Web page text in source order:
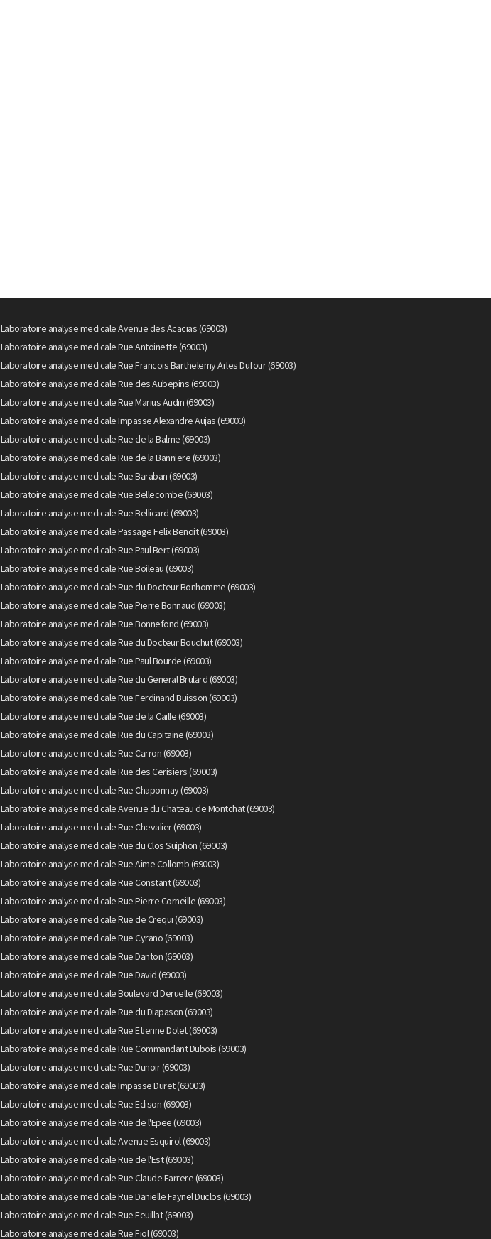
Laboratoire analyse medicale Avenue des Acacias (69003)
Laboratoire analyse medicale Rue Antoinette (69003)
Laboratoire analyse medicale Rue Francois Barthelemy Arles Dufour (69003)
Laboratoire analyse medicale Rue des Aubepins (69003)
Laboratoire analyse medicale Rue Marius Audin (69003)
Laboratoire analyse medicale Impasse Alexandre Aujas (69003)
Laboratoire analyse medicale Rue de la Balme (69003)
Laboratoire analyse medicale Rue de la Banniere (69003)
Laboratoire analyse medicale Rue Baraban (69003)
Laboratoire analyse medicale Rue Bellecombe (69003)
Laboratoire analyse medicale Rue Bellicard (69003)
Laboratoire analyse medicale Passage Felix Benoit (69003)
Laboratoire analyse medicale Rue Paul Bert (69003)
Laboratoire analyse medicale Rue Boileau (69003)
Laboratoire analyse medicale Rue du Docteur Bonhomme (69003)
Laboratoire analyse medicale Rue Pierre Bonnaud (69003)
Laboratoire analyse medicale Rue Bonnefond (69003)
Laboratoire analyse medicale Rue du Docteur Bouchut (69003)
Laboratoire analyse medicale Rue Paul Bourde (69003)
Laboratoire analyse medicale Rue du General Brulard (69003)
Laboratoire analyse medicale Rue Ferdinand Buisson (69003)
Laboratoire analyse medicale Rue de la Caille (69003)
Laboratoire analyse medicale Rue du Capitaine (69003)
Laboratoire analyse medicale Rue Carron (69003)
Laboratoire analyse medicale Rue des Cerisiers (69003)
Laboratoire analyse medicale Rue Chaponnay (69003)
Laboratoire analyse medicale Avenue du Chateau de Montchat (69003)
Laboratoire analyse medicale Rue Chevalier (69003)
Laboratoire analyse medicale Rue du Clos Suiphon (69003)
Laboratoire analyse medicale Rue Aime Collomb (69003)
Laboratoire analyse medicale Rue Constant (69003)
Laboratoire analyse medicale Rue Pierre Corneille (69003)
Laboratoire analyse medicale Rue de Crequi (69003)
Laboratoire analyse medicale Rue Cyrano (69003)
Laboratoire analyse medicale Rue Danton (69003)
Laboratoire analyse medicale Rue David (69003)
Laboratoire analyse medicale Boulevard Deruelle (69003)
Laboratoire analyse medicale Rue du Diapason (69003)
Laboratoire analyse medicale Rue Etienne Dolet (69003)
Laboratoire analyse medicale Rue Commandant Dubois (69003)
Laboratoire analyse medicale Rue Dunoir (69003)
Laboratoire analyse medicale Impasse Duret (69003)
Laboratoire analyse medicale Rue Edison (69003)
Laboratoire analyse medicale Rue de l'Epee (69003)
Laboratoire analyse medicale Avenue Esquirol (69003)
Laboratoire analyse medicale Rue de l'Est (69003)
Laboratoire analyse medicale Rue Claude Farrere (69003)
Laboratoire analyse medicale Rue Danielle Faynel Duclos (69003)
Laboratoire analyse medicale Rue Feuillat (69003)
Laboratoire analyse medicale Rue Fiol (69003)